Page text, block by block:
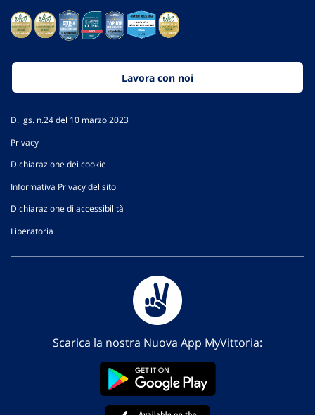
Lavora con noi
D. lgs. n.24 del 10 marzo 2023
Privacy
Dichiarazione dei cookie
Informativa Privacy del sito
Dichiarazione di accessibilità
Liberatoria
Scarica la nostra Nuova App MyVittoria: